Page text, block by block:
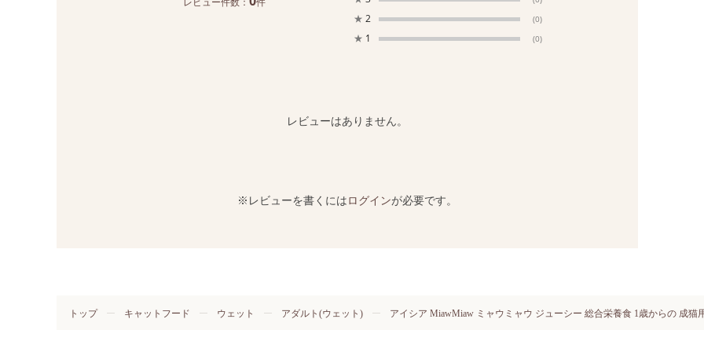
★ 2 (0)
★ 1 (0)
レビューはありません。
※レビューを書くにはログインが必要です。
トップ キャットフード ウェット アダルト(ウェット) アイシア MiawMiaw ミャウミャウ ジューシー 総合栄養食 1歳からの 成猫